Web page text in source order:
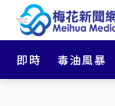
即時 毒油風暴